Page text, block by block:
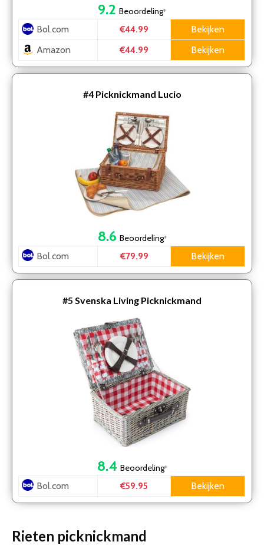
9.2 Beoordeling*
Bol.com €44.99
Bekijken
Amazon
€44.99 Bekijken
#4 Picknickmand Lucio
8.6 Beoordeling*
Bol.com €79.99 Bekijken
#5 Svenska Living Picknickmand
8.4 Beoordeling*
Bol.com €59.95 Bekijken
Rieten picknickmand